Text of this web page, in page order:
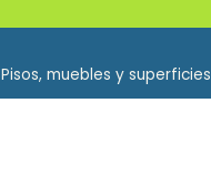
Pisos, muebles y superficies